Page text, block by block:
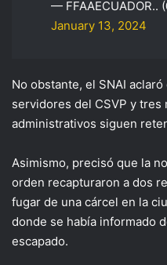
— FFAAECUADOR..
January 13, 2024
No obstante, el SNAI
servidores del CSVP y tres
administrativos siguen
Asimismo, precisó que la
orden recapturaron a dos
fugar de una cárcel en la
donde se había informado
escapado.